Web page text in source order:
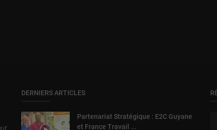
DERNIERS ARTICLES
Partenariat Stratégique : E2C Guyane
et France Travail ...